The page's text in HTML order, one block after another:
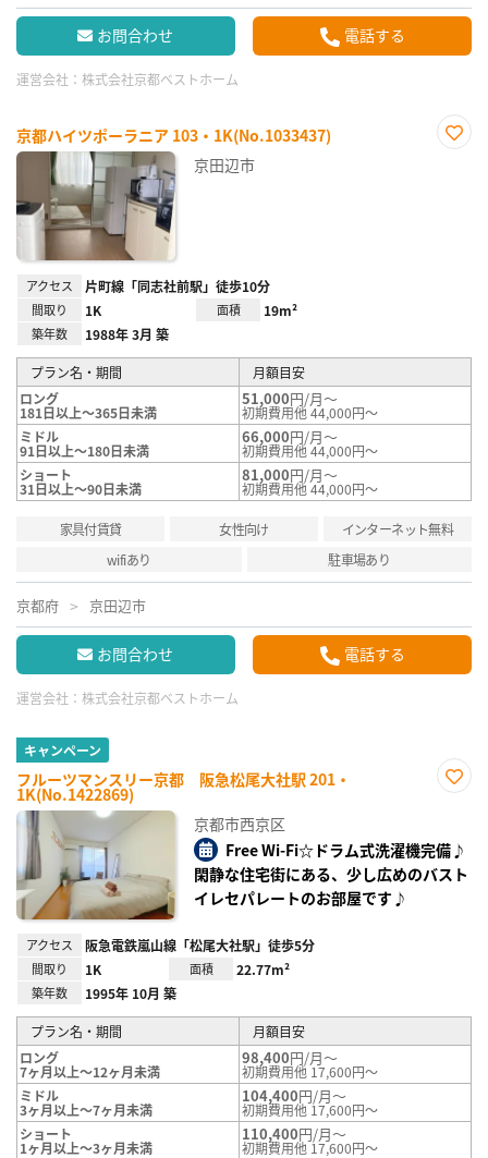
お問合わせ 電話する
運営会社： 株式会社京都ベストホーム
京都ハイツポーラニア 103・1K(No.1033437)
京田辺市
アクセス 片町線「同志社前駅」徒歩10分
間取り 1K 面積 19m²
築年数 1988年 3月 築
プラン名・期間
月額目安
ロング
181日以上～365日未満
51,000円/月～
初期費用他 44,000円～
ミドル
91日以上～180日未満
66,000円/月～
初期費用他 44,000円～
ショート
31日以上～90日未満
81,000円/月～
初期費用他 44,000円～
家具付賃貸 女性向け
インターネット無料
wifiあり
駐車場あり
京都府 京田辺市
お問合わせ 電話する
運営会社： 株式会社京都ベストホーム
キャンペーン
フルーツマンスリー京都 阪急松尾大社駅 201・
1K(No.1422869)
録
京都市西京区
Free Wi-Fi☆ドラム式洗濯機完備♪
閑静な住宅街にある、少し広めのバスト
イレセパレートのお部屋です♪
アクセス 阪急電鉄嵐山線「松尾大社駅」徒歩5分
間取り 1K 面積 22.77m²
築年数 1995年 10月 築
プラン名・期間
月額目安
ロング
7ヶ月以上～12ヶ月未満
98,400円/月～
初期費用他 17,600円～
ミドル
3ヶ月以上～7ヶ月未満
104,400円/月～
初期費用他 17,600円～
ショート
1ヶ月以上～3ヶ月未満
110,400円/月～
初期費用他 17,600円～